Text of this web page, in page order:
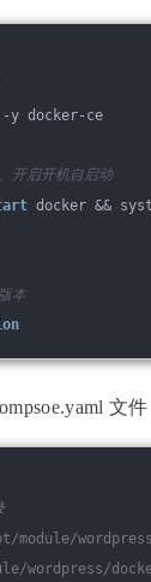
-y docker-ce
开启开机自启动
docker &&
本
文件
module/
wordpress/